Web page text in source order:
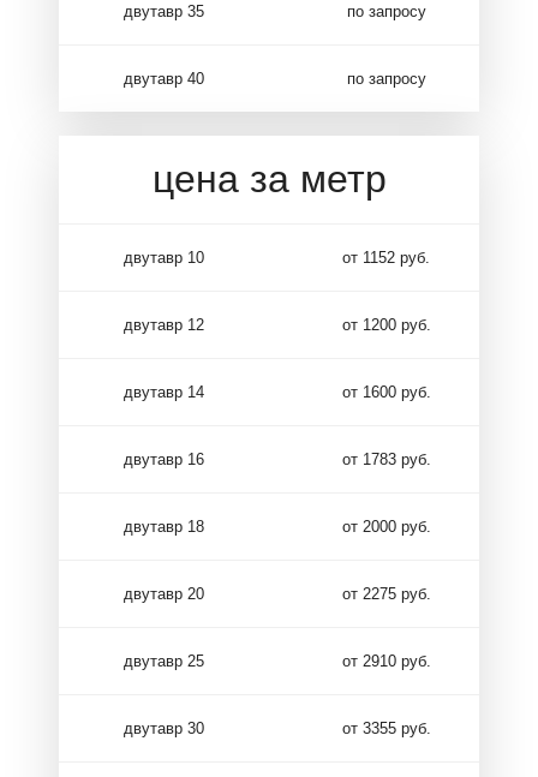
двутавр 35 по запросу
двутавр 40 по запросу
цена за метр
двутавр 10 от 1152 руб.
двутавр 12 от 1200 руб.
двутавр 14 от 1600 руб.
двутавр 16 от 1783 руб.
двутавр 18 от 2000 руб.
двутавр 20 от 2275 руб.
двутавр 25 от 2910 руб.
двутавр 30 от 3355 руб.